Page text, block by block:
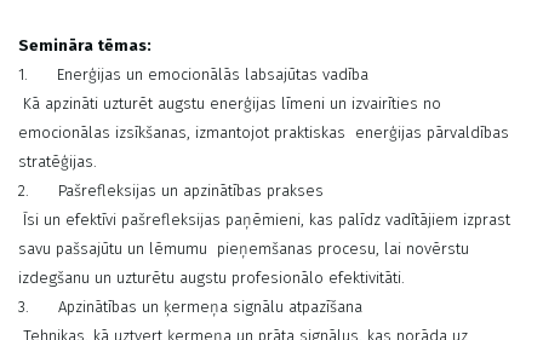
Semināra tēmas:
1. Enerģijas un emocionālās labsajūtas vadība
Kā apzināti uzturēt augstu enerģijas līmeni un izvairīties no
emocionālas izsīkšanas, izmantojot praktiskas enerģijas pārvaldības
stratēģijas.
2. Pašrefleksijas un apzinātības prakses
Īsi un efektīvi pašrefleksijas paņēmieni, kas palīdz vadītājiem izprast
savu pašsajūtu un lēmumu pieņemšanas procesu, lai novērstu
izdegšanu un uzturētu augstu profesionālo efektivitāti.
3. Apzinātības un ķermeņa signālu atpazīšana
Tehnikas, kā uztvert ķermeņa un prāta signālus, kas norāda uz